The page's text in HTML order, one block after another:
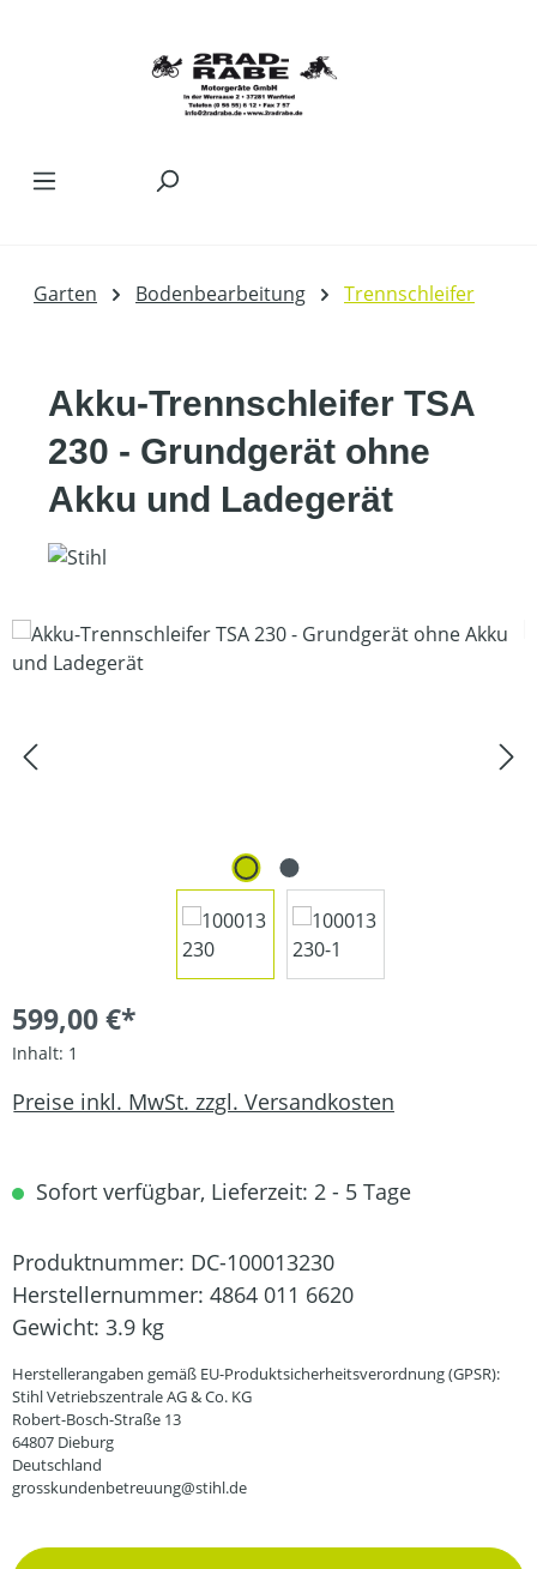
Garten Bodenbearbeitung Trennschleifer
Akku-Trennschleifer TSA
230 - Grundgerät ohne
Akku und Ladegerät
Bildergalerie überspringen
599,00 €*
Inhalt: 1
Preise inkl. MwSt. zzgl. Versandkosten
Sofort verfügbar, Lieferzeit: 2 - 5 Tage
Produktnummer: DC-100013230
Herstellernummer: 4864 011 6620
Gewicht: 3.9 kg
Herstellerangaben gemäß EU-Produktsicherheitsverordnung (GPSR):
Stihl Vetriebszentrale AG & Co. KG
Robert-Bosch-Straße 13
64807 Dieburg
Deutschland
grosskundenbetreuung@stihl.de